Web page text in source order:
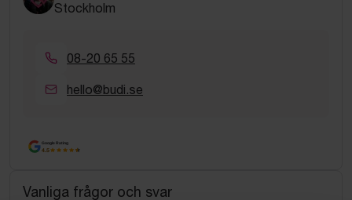
Stockholm
08-20 65 55
hello@budi.se
Google Rating
4.5
Vanliga frågor och svar